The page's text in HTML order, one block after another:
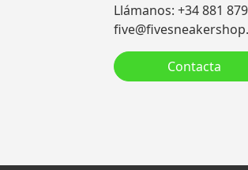
Llámanos: +34 881
Contacta